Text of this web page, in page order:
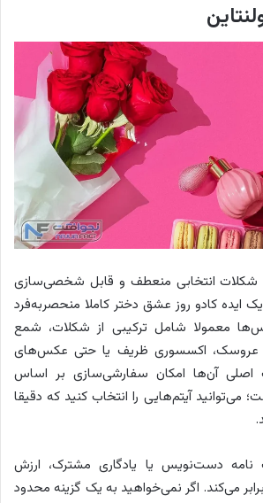
انتخابی منعطف و قابل شخصی‌سازی
ایده کادو روز عشق دختر کاملا منحصربه‌فرد
معمولا شامل ترکیبی از شکلات، شمع
عروسک، اکسسوری ظریف یا حتی عکس‌های
اصلی آن‌ها امکان سفارشی‌سازی بر اساس
آیتم‌هایی را انتخاب کنید که دقیقا
دست‌نویس یا یادگاری مشترک، ارزش
می‌کند. اگر نمی‌خواهید به یک گزینه محدود